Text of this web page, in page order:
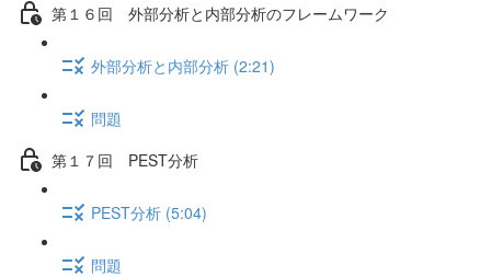
第１６回 外部分析と内部分析のフレームワーク
外部分析と内部分析 (2:21)
問題
第１７回 PEST分析
PEST分析 (5:04)
問題